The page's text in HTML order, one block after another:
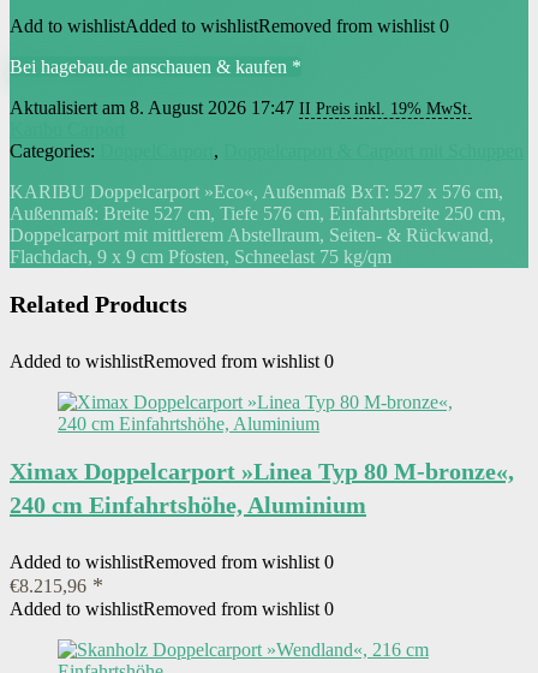
Add to wishlistAdded to wishlistRemoved from wishlist 0
Bei hagebau.de anschauen & kaufen *
Aktualisiert am 8. August 2026 17:47 II Preis inkl. 19% MwSt.
Categories:
,
KARIBU Doppelcarport »Eco«, Außenmaß BxT: 527 x 576 cm,
Außenmaß: Breite 527 cm, Tiefe 576 cm, Einfahrtsbreite 250 cm,
Doppelcarport mit mittlerem Abstellraum, Seiten- & Rückwand,
Flachdach, 9 x 9 cm Pfosten, Schneelast 75 kg/qm
Related Products
Added to wishlistRemoved from wishlist 0
Ximax Doppelcarport »Linea Typ 80 M-bronze«,
240 cm Einfahrtshöhe, Aluminium
Added to wishlistRemoved from wishlist 0
€8.215,96
Added to wishlistRemoved from wishlist 0